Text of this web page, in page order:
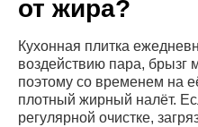
от жира?
Кухонная плитка
воздействию пара, брызг
поэтому со временем на
плотный жирный налёт.
регулярной очистке,